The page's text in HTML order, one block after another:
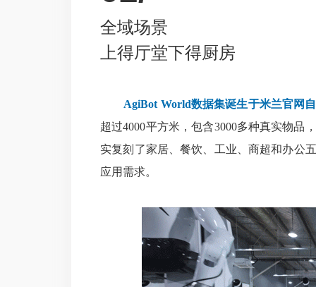
全域场景
上得厅堂下得厨房
AgiBot World数据集诞生于米兰官网自
超过4000平方米，包含3000多种真实物品
实复刻了家居、餐饮、工业、商超和办公
应用需求。